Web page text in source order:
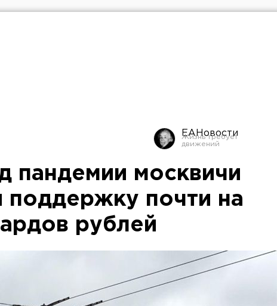
ЕАНовости
пандемии москвичи
поддержку почти на
рублей